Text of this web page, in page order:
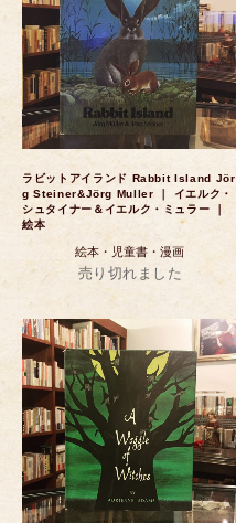
ラビットアイランド Rabbit Island Jör
g Steiner&Jörg Muller ｜ イエルク・
シュタイナー＆イエルク・ミュラー ｜
絵本
絵本・児童書・漫画
売り切れました